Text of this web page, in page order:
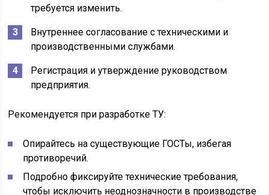
требуется изменить.
Внутреннее согласование с техническими и
производственными службами.
Регистрация и утверждение руководством
предприятия.
Рекомендуется при разработке ТУ:
Опирайтесь на существующие ГОСТы, избегая
противоречий.
Подробно фиксируйте технические требования,
чтобы исключить неоднозначности в производстве